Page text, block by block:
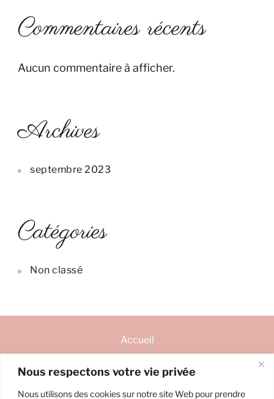
Nous respectons votre vie privée
Nous utilisons des cookies sur notre site Web pour prendre
Commentaires récents
Aucun commentaire à afficher.
Archives
septembre 2023
Catégories
Non classé
Accueil
Ma reconversion d’infirmière